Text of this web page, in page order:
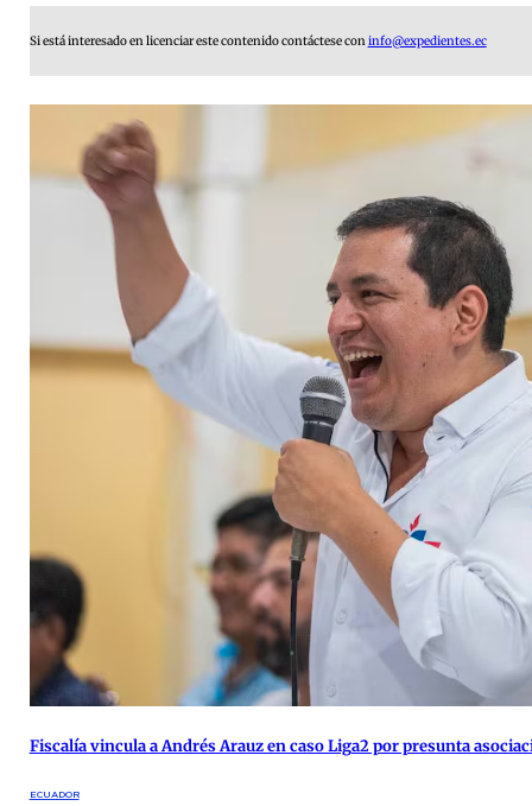
Si está interesado en licenciar este contenido contáctese con info@expedientes.ec
Fiscalía vincula a Andrés Arauz en caso Liga2 por presunta
ECUADOR